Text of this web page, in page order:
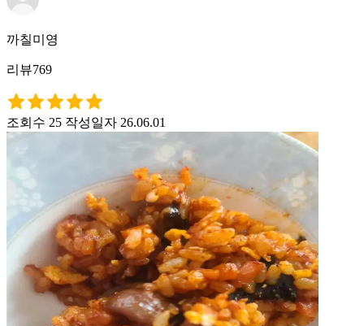
까칠미영
리뷰769
조회수 25 작성일자 26.06.01